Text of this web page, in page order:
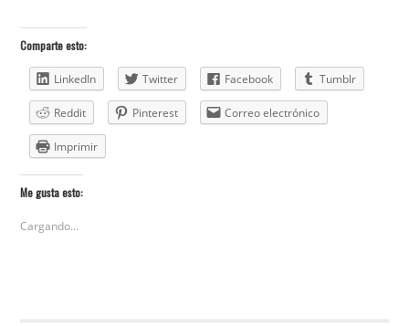
Comparte esto:
LinkedIn Twitter Facebook Tumblr
Reddit Pinterest Correo electrónico
Imprimir
Me gusta esto:
Cargando...